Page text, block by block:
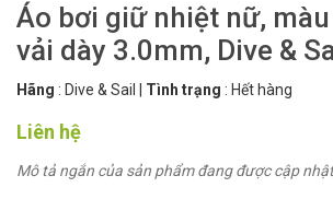
Áo bơi giữ nhiệt nữ,
vải dày 3.0mm, Dive &
Hãng : Dive & Sail Tình trạng : Hết hàng
Liên hệ
Mô tả ngắn của sản phẩm đang được cập